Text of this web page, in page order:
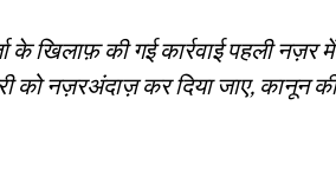
के खिलाफ़ की गई कार्रवाई पहली
को नज़रअंदाज़ कर दिया जाए, कानून